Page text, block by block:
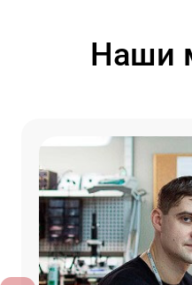
Наши